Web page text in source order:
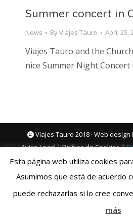
Summer concert in
News ByViajes Tauro April 25,
Viajes Tauro and the
nice Summer Night Concert
Viajes Tauro 2018 · Web design
Aviso Legal|Política de Cookies|
Esta página web utiliza cookies
Asumimos que está de acuerdo
puede rechazarlas si lo cree
más
Español